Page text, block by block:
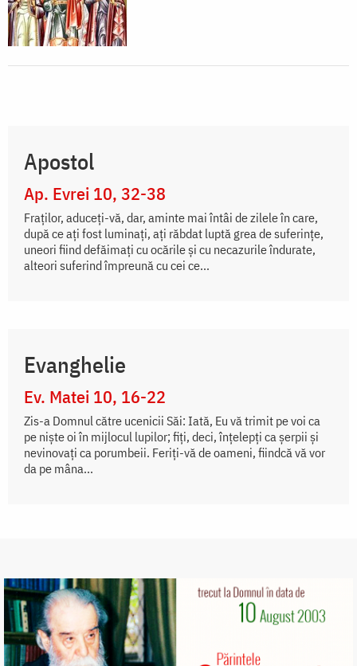
Apostol
Ap. Evrei 10, 32-38
Fraților, aduceți-vă, dar, aminte mai întâi de zilele în care,
după ce ați fost luminați, ați răbdat luptă grea de suferințe,
uneori fiind defăimați cu ocările și cu necazurile îndurate,
alteori suferind împreună cu cei ce...
Evanghelie
Ev. Matei 10, 16-22
Zis-a Domnul către ucenicii Săi: Iată, Eu vă trimit pe voi ca
pe niște oi în mijlocul lupilor; fiți, deci, înțelepți ca șerpii și
nevinovați ca porumbeii. Feriți-vă de oameni, fiindcă vă vor
da pe mâna...